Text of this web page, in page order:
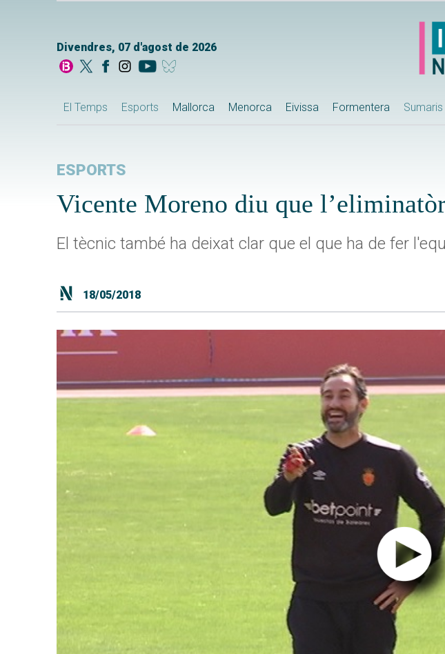
Divendres, 07 d'agost de 2026
El Temps Esports Mallorca Menorca Eivissa Formentera Sumaris
ESPORTS
Vicente Moreno diu que
El tècnic també ha deixat clar que el que ha de fer
18/05/2018